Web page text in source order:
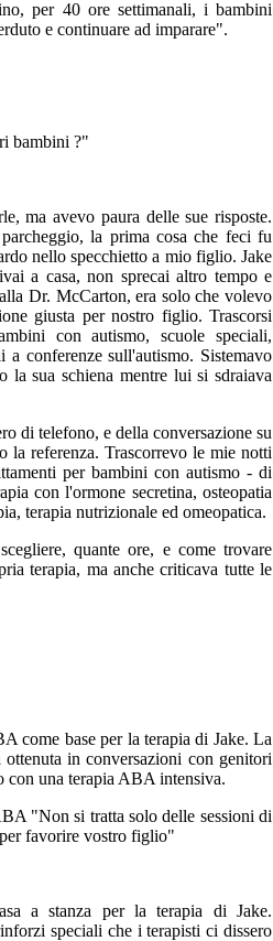
per 40 ore settimanali, i bambini
e continuare ad imparare".
bambini ?"
ma avevo paura delle sue risposte.
la prima cosa che feci fu
nello specchietto a mio figlio. Jake
a casa, non sprecai altro tempo e
Dr. McCarton, era solo che volevo
giusta per nostro figlio. Trascorsi
con autismo, scuole speciali,
conferenze sull'autismo. Sistemavo
la sua schiena mentre lui si sdraiava
di telefono, e della conversazione su
la referenza. Trascorrevo le mie notti
per bambini con autismo - di
con l'ormone secretina, osteopatia
terapia nutrizionale ed omeopatica.
quante ore, e come trovare
terapia, ma anche criticava tutte le
come base per la terapia di Jake. La
ottenuta in conversazioni con genitori
con una terapia ABA intensiva.
"Non si tratta solo delle sessioni di
favorire vostro figlio"
a stanza per la terapia di Jake.
speciali che i terapisti ci dissero